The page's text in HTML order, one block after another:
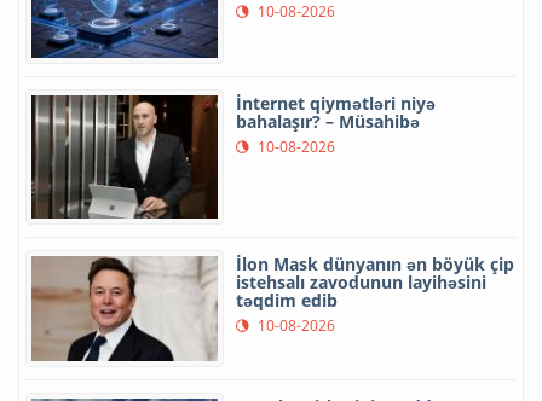
10-08-2026
İnternet qiymətləri niyə
bahalaşır? – Müsahibə
10-08-2026
İlon Mask dünyanın ən böyük çip
istehsalı zavodunun layihəsini
təqdim edib
10-08-2026